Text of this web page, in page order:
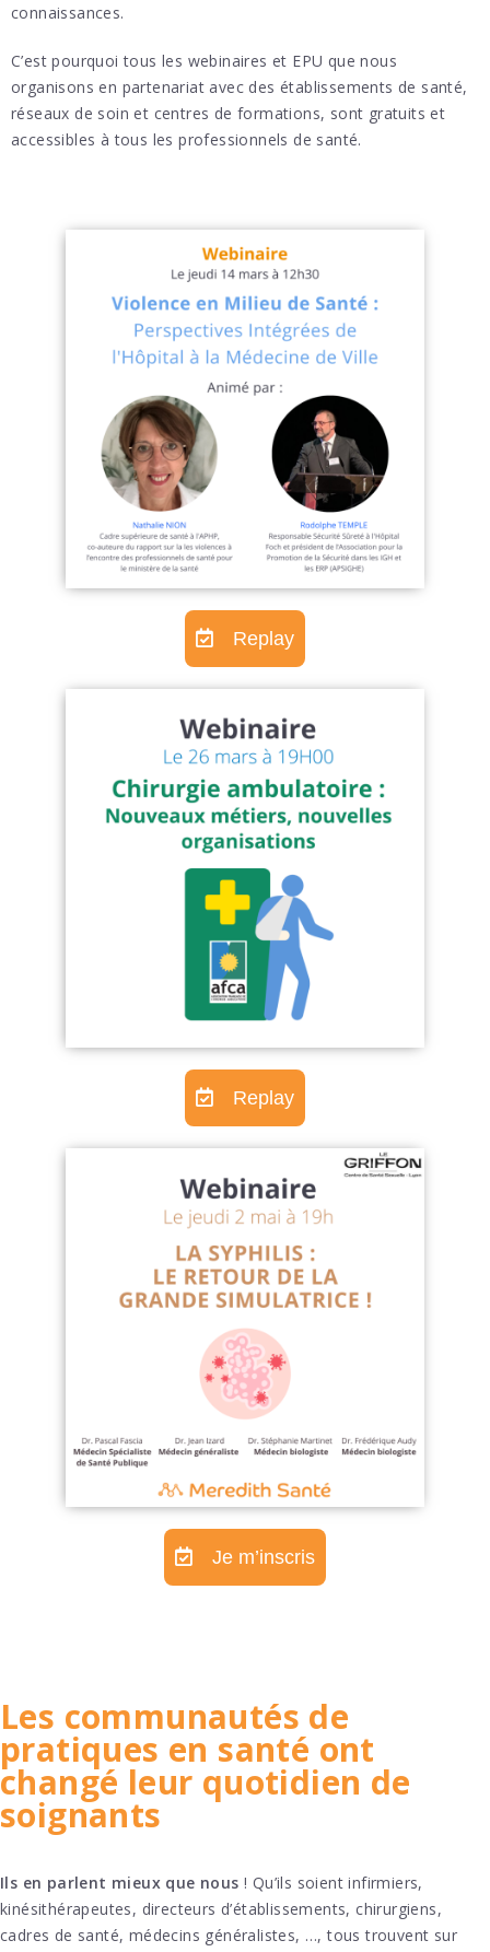
connaissances.
C’est pourquoi tous les webinaires et EPU que nous
organisons en partenariat avec des établissements de santé,
réseaux de soin et centres de formations, sont gratuits et
accessibles à tous les professionnels de santé.
Replay
Replay
Je m’inscris
Les communautés de
pratiques en santé ont
changé leur quotidien de
soignants
Ils en parlent mieux que nous ! Qu’ils soient infirmiers,
kinésithérapeutes, directeurs d’établissements, chirurgiens,
cadres de santé, médecins généralistes, …, tous trouvent sur